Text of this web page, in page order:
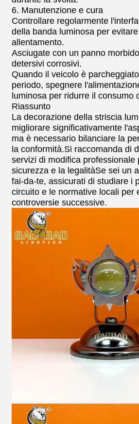
6. Manutenzione e cura
Controllare regolarmente
della banda luminosa per
allentamento.
Asciugate con un panno
detersivi corrosivi.
Quando il veicolo è
periodo, spegnere
luminosa per ridurre il consumo
Riassunto
La decorazione della striscia
migliorare significativamente
ma è necessario bilanciare la
la conformità.Si raccomanda di
servizi di modifica professionale
sicurezza e la legalitàSe sei un
fai-da-te, assicurati di studiare i
circuito e le normative locali per
controversie successive.